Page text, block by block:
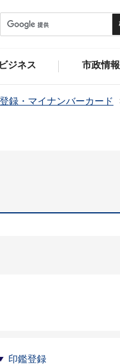
ビジネス 市政情報
録・マイナンバーカード
印鑑登録